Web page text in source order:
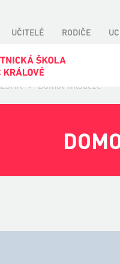
UČITELÉ RODIČE
ZSHK
> Domov mládeže